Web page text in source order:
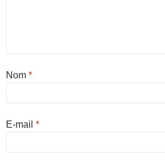
Nom *
E-mail *